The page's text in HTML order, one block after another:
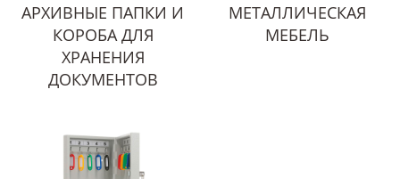
АРХИВНЫЕ ПАПКИ И
КОРОБА ДЛЯ
ХРАНЕНИЯ
ДОКУМЕНТОВ
МЕТАЛЛИЧЕСКАЯ
МЕБЕЛЬ